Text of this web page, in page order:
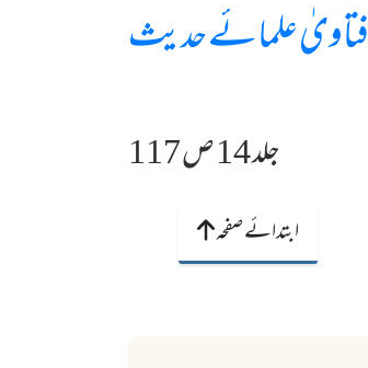
فتاویٰ علمائے حدیث
جلد 14 ص 117
ابتدائے صفحہ